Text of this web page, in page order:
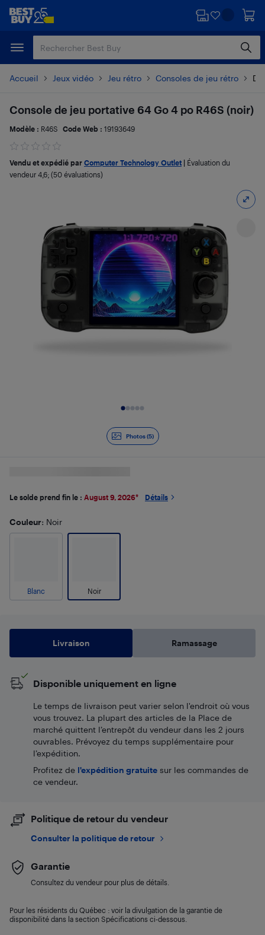
Passer
principal
Passer
Accueil Jeux vidéo Jeu rétro Consoles de jeu rétro
Photos (5)
Console de jeu portative 64 Go 4 po R46S (noir)
Modèle : R46S Code Web : 19193649
Vendu et expédié par Computer Technology Outlet
Évaluation du
vendeur 4,6; (50 évaluations)
Le solde prend fin le : August 9, 2026* Détails
Couleur: Noir
Blanc Noir
Livraison Ramassage
Disponible uniquement en ligne
Le temps de livraison peut varier selon l'endroit où vous
vous trouvez. La plupart des articles de la Place de
marché quittent l’entrepôt du vendeur dans les 2 jours
ouvrables. Prévoyez du temps supplémentaire pour
l’expédition.
Profitez de l'expédition gratuite sur les commandes de
ce vendeur.
Politique de retour du vendeur
Consulter la politique de retour
Garantie
Consultez du vendeur pour plus de détails.
Pour les résidents du Québec : voir la divulgation de la garantie de
disponibilité dans la section Spécifications ci-dessous.